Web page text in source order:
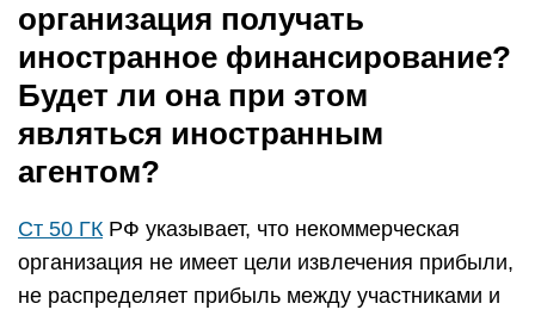
организация получать
иностранное финансирование?
Будет ли она при этом
являться иностранным
агентом?
Ст 50 ГКРФ указывает, что некоммерческая
организация не имеет цели извлечения прибыли,
не распределяет прибыль между участниками и